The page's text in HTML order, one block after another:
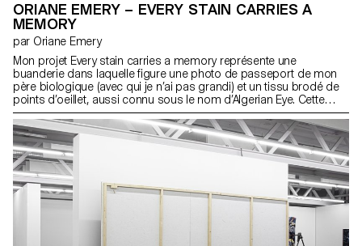
ORIANE EMERY – EVERY STAIN CARRIES A
MEMORY
par Oriane Emery
Mon projet Every stain carries a memory représente une
buanderie dans laquelle figure une photo de passeport de mon
père biologique (avec qui je n’ai pas grandi) et un tissu brodé de
points d’oeillet, aussi connu sous le nom d’Algerian Eye. Cette
installation représente mon métissage avec la culture algérienne à
laquelle je n’ai pas été invitée. Je la sublime par le biais du rêve, du
souvenir, de l’héritage spirituel et de la buanderie comme lieu
populaire de transformation, purification et socialement perçu
comme féminin. Saisir un temps suspendu, le tissu baigne
éternellement dans une eau qui retiendra sa mémoire, à l’inverse
de la laver. Le format passeport pour une photographie
symbolise notamment l’identité. Elle est ici figée, il s’agit de
l’unique lien que je partage avec lui.